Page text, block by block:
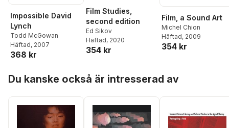
Impossible David
Lynch
Todd McGowan
Häftad, 2007
368 kr
Film Studies,
second edition
Ed Sikov
Häftad, 2020
354 kr
Film, a Sound Art
Michel Chion
Häftad, 2009
354 kr
Du kanske också är intresserad av